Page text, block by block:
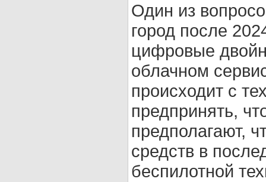
Один из
город после
цифровые
облачном
происходит с
предпринять,
предполагают,
средств в
беспилотной